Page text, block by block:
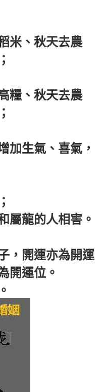
米、秋天去農
糧、秋天去農
加生氣、喜氣，
屬龍的人相害。
，開運亦為開運
開運位。